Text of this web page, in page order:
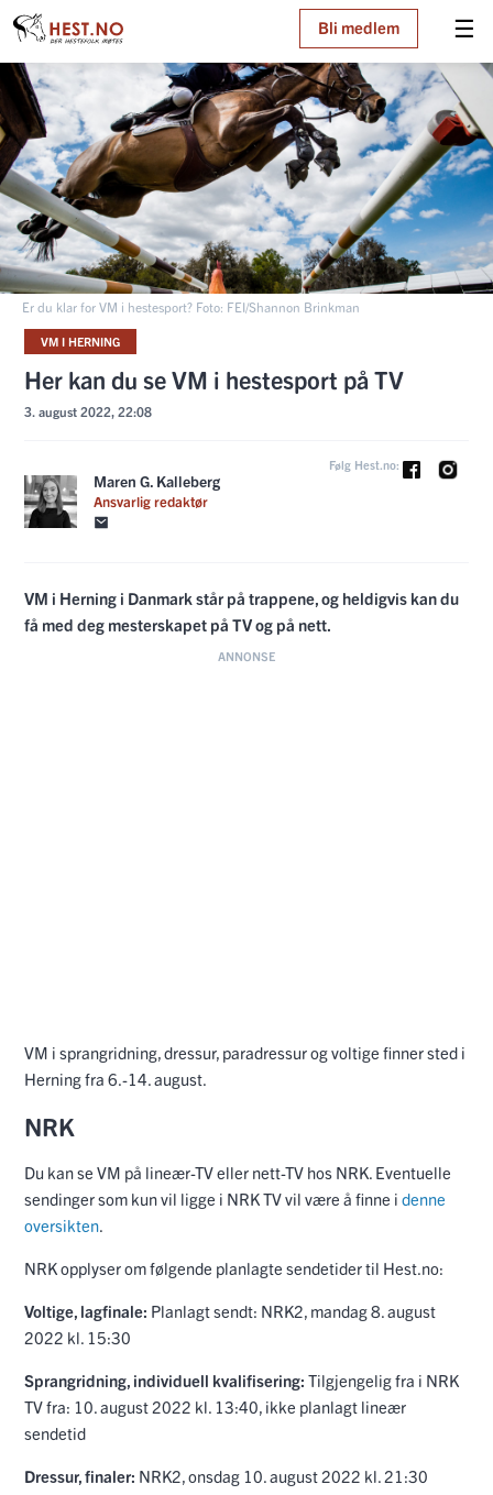
☰
Bli medlem
Er du klar for VM i hestesport? Foto: FEI/Shannon Brinkman
VM I HERNING
Her kan du se VM i hestesport på TV
3. august 2022, 22:08
Maren G. Kalleberg
Ansvarlig redaktør
Følg Hest.no:
VM i Herning i Danmark står på trappene, og heldigvis kan du
få med deg mesterskapet på TV og på nett.
VM i sprangridning, dressur, paradressur og voltige finner sted i
Herning fra 6.-14. august.
NRK
Du kan se VM på lineær-TV eller nett-TV hos NRK. Eventuelle
sendinger som kun vil ligge i NRK TV vil være å finne i denne
oversikten.
NRK opplyser om følgende planlagte sendetider til Hest.no:
Voltige, lagfinale: Planlagt sendt: NRK2, mandag 8. august
2022 kl. 15:30
Sprangridning, individuell kvalifisering: Tilgjengelig fra i NRK
TV fra: 10. august 2022 kl. 13:40, ikke planlagt lineær
sendetid
Dressur, finaler: NRK2, onsdag 10. august 2022 kl. 21:30